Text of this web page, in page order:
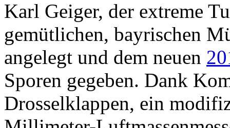
Karl Geiger, der extreme
gemütlichen, bayrischen
angelegt und dem neuen
Sporen gegeben. Dank
Drosselklappen, ein